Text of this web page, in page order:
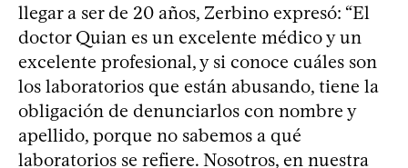
llegar a ser de 20 años, Zerbino expresó: “El
doctor Quian es un excelente médico y un
excelente profesional, y si conoce cuáles son
los laboratorios que están abusando, tiene la
obligación de denunciarlos con nombre y
apellido, porque no sabemos a qué
laboratorios se refiere. Nosotros, en nuestra